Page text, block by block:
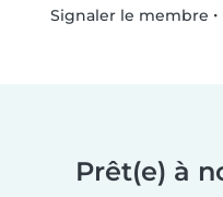
Signaler le membre •
Prêt(e) à